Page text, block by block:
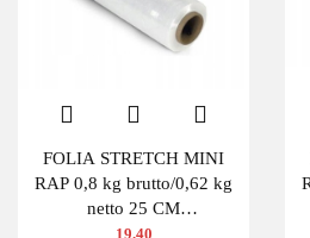
FOLIA STRETCH MINI
RAP 0,8 kg brutto/0,62 kg
netto 25 CM
TRANSPARENTNA
19.40